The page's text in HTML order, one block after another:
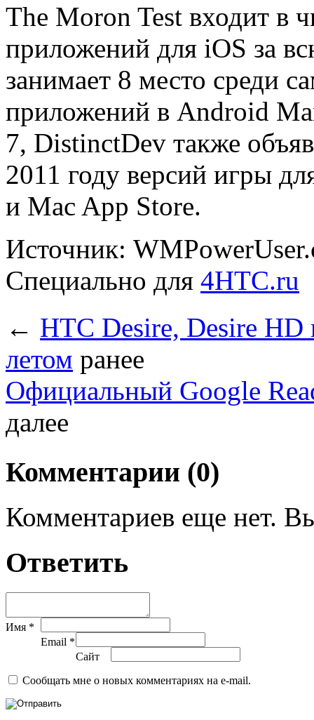
The Moron Test входит в
приложений для iOS за
занимает 8 место среди
приложений в Android
7, DistinctDev также
2011 году версий игры
и Mac App Store.
Источник:
Специально для 4HTC.ru
← HTC Desire, Desire HD
летом ранее
Официальный Google
далее
Комментарии (0)
Комментариев еще нет.
Ответить
Имя *
Email *
Сайт
Сообщать мне о новых комментариях на e-mail.